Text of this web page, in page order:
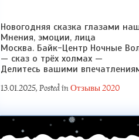
Новогодняя сказка глазами
Мнения, эмоции, лица
Москва. Байк-Центр Ночные
— сказ о трёх холмах —
Делитесь вашими
13.01.2025, Posted in Отзывы 2020